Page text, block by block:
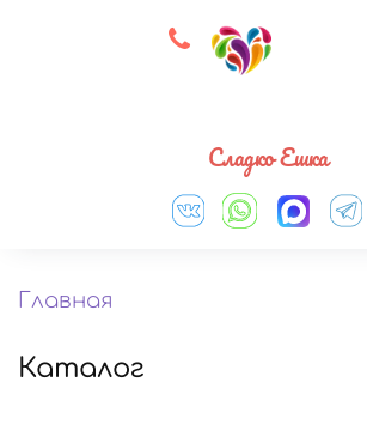
8 927 083 33
Сладко Ешка
Главная
Каталог